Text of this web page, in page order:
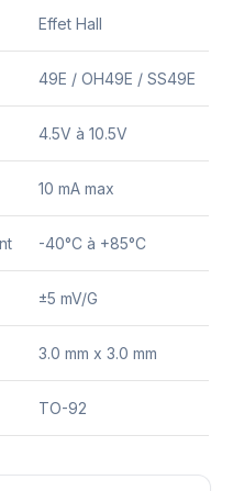
Effet Hall
49E / OH49E / SS49E
4.5V à 10.5V
10 mA max
-40°C à +85°C
±5 mV/G
3.0 mm x 3.0 mm
TO-92